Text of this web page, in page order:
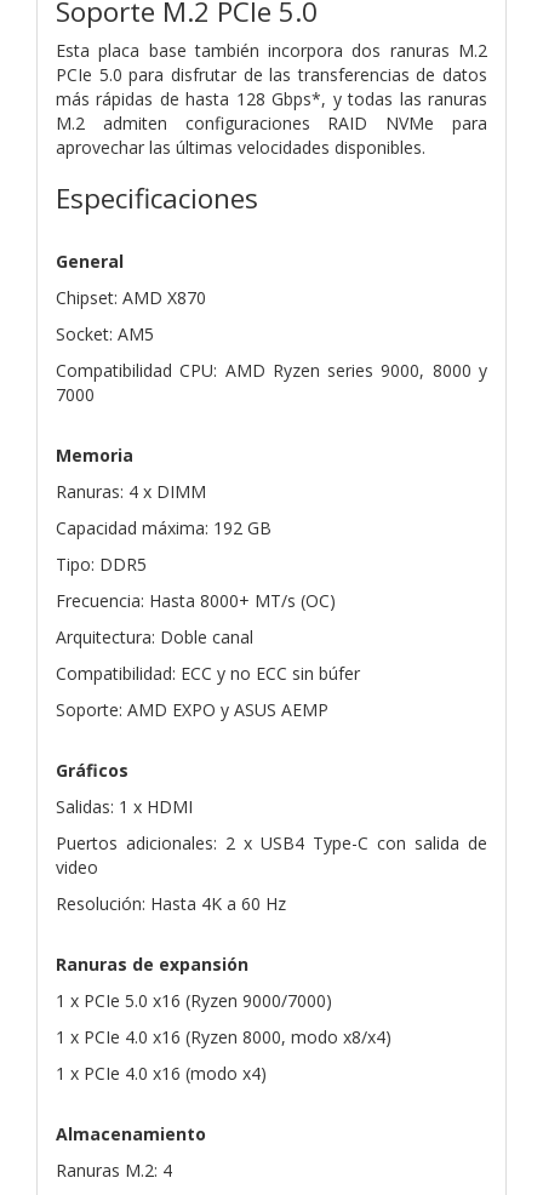
Soporte M.2 PCIe 5.0
Esta placa base también incorpora dos ranuras M.2
PCIe 5.0 para disfrutar de las transferencias de datos
más rápidas de hasta 128 Gbps*, y todas las ranuras
M.2 admiten configuraciones RAID NVMe para
aprovechar las últimas velocidades disponibles.
Especificaciones
General
Chipset: AMD X870
Socket: AM5
Compatibilidad CPU: AMD Ryzen series 9000, 8000 y
7000
Memoria
Ranuras: 4 x DIMM
Capacidad máxima: 192 GB
Tipo: DDR5
Frecuencia: Hasta 8000+ MT/s (OC)
Arquitectura: Doble canal
Compatibilidad: ECC y no ECC sin búfer
Soporte: AMD EXPO y ASUS AEMP
Gráficos
Salidas: 1 x HDMI
Puertos adicionales: 2 x USB4 Type-C con salida de
video
Resolución: Hasta 4K a 60 Hz
Ranuras de expansión
1 x PCIe 5.0 x16 (Ryzen 9000/7000)
1 x PCIe 4.0 x16 (Ryzen 8000, modo x8/x4)
1 x PCIe 4.0 x16 (modo x4)
Almacenamiento
Ranuras M.2: 4